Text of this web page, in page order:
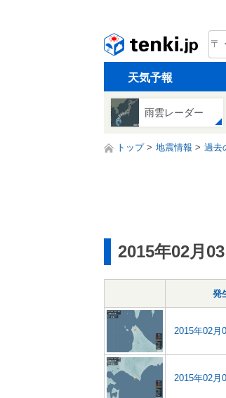
天気予報
雨雲レーダー
トップ 地震情報 過去
2015年02月
発
2015年02月
2015年02月